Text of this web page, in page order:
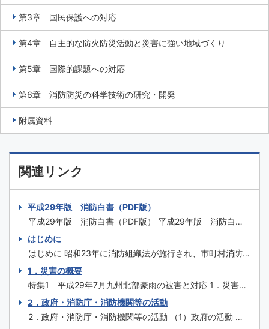
第3章 国民保護への対応
第4章 自主的な防火防災活動と災害に強い地域づくり
第5章 国際的課題への対応
第6章 消防防災の科学技術の研究・開発
附属資料
関連リンク
平成29年版 消防白書（PDF版）
平成29年版 消防白書（PDF版） 平成29年版 消防白書
（一式） はじめに 特集1 平成29年7月九州北部豪雨の被
害と対応 特集2 糸魚川市大規模火災を踏まえた今後の消
防のあり方 特集3 埼玉県三芳町倉庫火災を踏まえた対
応 特集4 消防の...
はじめに
はじめに 昭和23年に消防組織法が施行され、市町村消防
を原則とする我が国の自治体消防制度が誕生してから、平
成30年３月には70年を迎えます。この間、関係者の努力
の積重ねにより消防制度や施策、消防防災施設等の充実強
化が図られ、火災予防・消火、救急、救助はもとより、自
然災害への対応や国民保護まで広範囲に...
1．災害の概要
特集1 平成29年7月九州北部豪雨の被害と対応 1．災害の
概要 （1）気象の状況 平成29年6月30日から7月4日にかけ
て、梅雨前線が北陸地方や東北地方に停滞し、その後ゆっ
くり南下して、7月5日から10日にかけては朝鮮半島付近か
2．政府・消防庁・消防機関等の活動
2．政府・消防庁・消防機関等の活動 （1）政府の活動 内